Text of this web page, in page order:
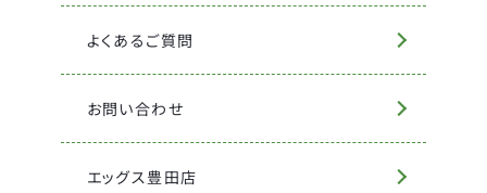
よくあるご質問
お問い合わせ
エッグス豊田店